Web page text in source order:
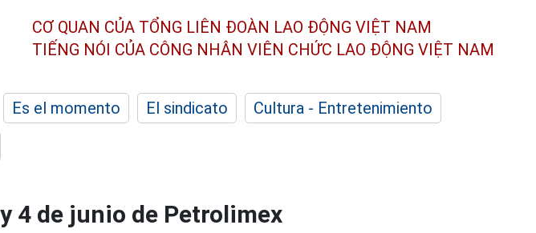
CƠ QUAN CỦA TỔNG LIÊN ĐOÀN LAO ĐỘNG VIỆT NAM
TIẾNG NÓI CỦA CÔNG NHÂN VIÊN CHỨC LAO ĐỘNG VIỆT NAM
Es el momento El sindicato
Cultura - Entretenimiento
4 de junio de Petrolimex